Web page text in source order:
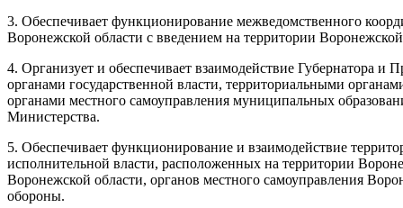
3. Обеспечивает функционирование межведомственного
Воронежской области с введением на территории
4. Организует и обеспечивает взаимодействие Губернатора и
органами государственной власти, территориальными
органами местного самоуправления муниципальных
Министерства.
5. Обеспечивает функционирование и взаимодействие
исполнительной власти, расположенных на территории
Воронежской области, органов местного самоуправления
обороны.